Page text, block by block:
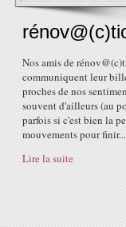
Nos amis de
communiquent leur
proches de nos
souvent d'ailleurs (au
parfois si c'est bien la
mouvements pour finir...
Lire la suite